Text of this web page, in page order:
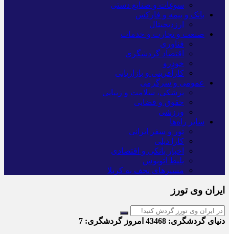
سوغات و صنایع دستی
بانک و بیمه و فارکس
ارزدیجیتال
صنعت و تجارت و خدمات
فناوری
اقتصاد گردشگری
خودرو
کارآفرینی و بازاریابی
عمومی و سرگرمی
پزشکی، سلامت و زیبایی
حقوق و قضایی
ورزشی
سایر راه‌ها
تور و سفر ایرانی
کارا دیلی
اخبار بانکی و اقتصادی
بلیط اتوبوس
مسیرهای نجف به کربلا
ایران وی تورز
دنیای گردشگری: امروز گردشگری: